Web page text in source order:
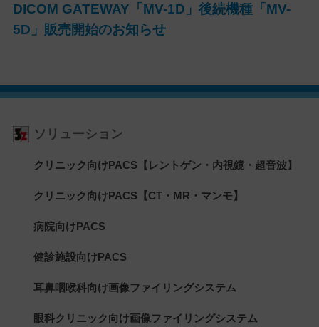
DICOM GATEWAY「MV-1D」後続機種「MV-
5D」販売開始のお知らせ
ソリューション
クリニック向けPACS【レントゲン・内視鏡・超音波】
クリニック向けPACS【CT・MR・マンモ】
病院向けPACS
健診施設向けPACS
耳鼻咽喉科向け画像ファイリングシステム
眼科クリニック向け画像ファイリングシステム